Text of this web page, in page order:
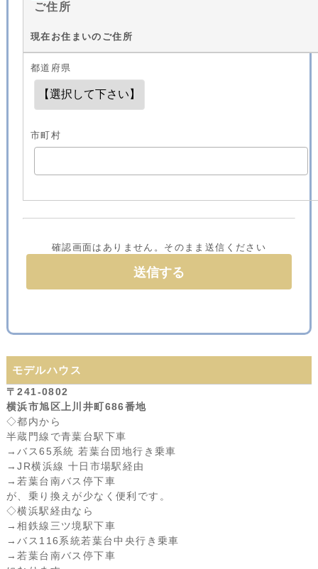
ご住所
現在お住まいのご住所
都道府県
市町村
確認画面はありません。そのまま送信ください
モデルハウス
〒241-0802
横浜市旭区上川井町686番地
◇都内から
半蔵門線で青葉台駅下車
→バス65系統 若葉台団地行き乗車
→JR横浜線 十日市場駅経由
→若葉台南バス停下車
が、乗り換えが少なく便利です。
◇横浜駅経由なら
→相鉄線三ツ境駅下車
→バス116系統若葉台中央行き乗車
→若葉台南バス停下車